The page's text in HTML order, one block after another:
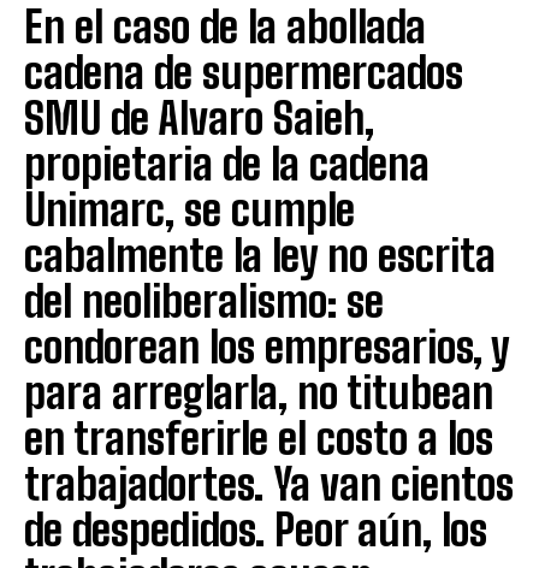
En el caso de la abollada
cadena de supermercados
SMU de Alvaro Saieh,
propietaria de la cadena
Unimarc, se cumple
cabalmente la ley no escrita
del neoliberalismo: se
condorean los empresarios, y
para arreglarla, no titubean
en transferirle el costo a los
trabajadortes. Ya van cientos
de despedidos. Peor aún, los